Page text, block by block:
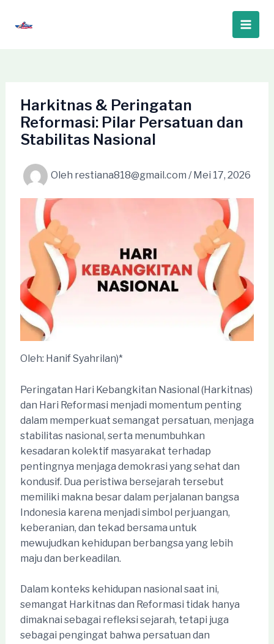
Main
Harkitnas & Peringatan
Reformasi: Pilar Persatuan dan
Stabilitas Nasional
Oleh restiana818@gmail.com / Mei 17, 2026
Oleh: Hanif Syahrilan)*
Peringatan Hari Kebangkitan Nasional (Harkitnas)
dan Hari Reformasi menjadi momentum penting
dalam memperkuat semangat persatuan, menjaga
stabilitas nasional, serta menumbuhkan
kesadaran kolektif masyarakat terhadap
pentingnya menjaga demokrasi yang sehat dan
kondusif. Dua peristiwa bersejarah tersebut
memiliki makna besar dalam perjalanan bangsa
Indonesia karena menjadi simbol perjuangan,
keberanian, dan tekad bersama untuk
mewujudkan kehidupan berbangsa yang lebih
maju dan berkeadilan.
Dalam konteks kehidupan nasional saat ini,
semangat Harkitnas dan Reformasi tidak hanya
dimaknai sebagai refleksi sejarah, tetapi juga
sebagai pengingat bahwa persatuan dan